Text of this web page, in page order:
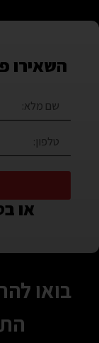
בואו
השאירו
או